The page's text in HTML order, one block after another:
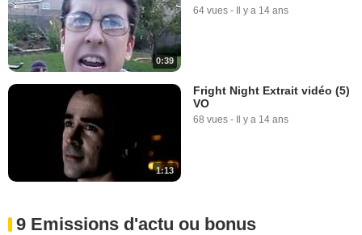
0:39
64 vues - Il y a 14 ans
1:13
Fright Night Extrait vidéo (5)
VO
68 vues - Il y a 14 ans
9 Emissions d'actu ou bonus